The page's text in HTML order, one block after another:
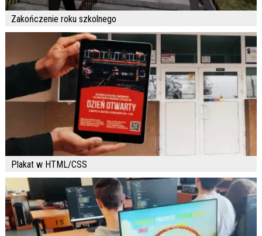
Zakończenie roku szkolnego
Plakat w HTML/CSS